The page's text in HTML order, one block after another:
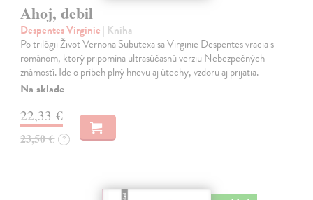
Ahoj, debil
Despentes Virginie | Kniha
Po trilógii Život Vernona Subutexa sa Virginie Despentes vracia s
románom, ktorý pripomína ultrasúčasnú verziu Nebezpečných
známostí. Ide o príbeh plný hnevu aj útechy, vzdoru aj prijatia.
Na sklade
22,33 €
23,50 € ?